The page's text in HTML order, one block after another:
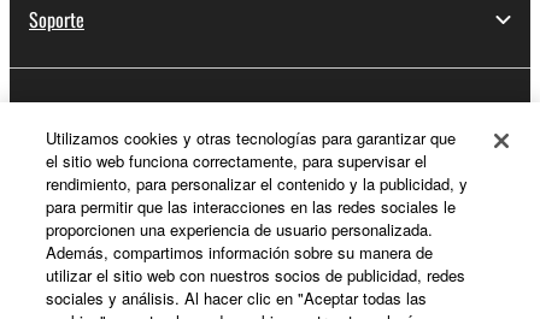
Soporte
Acerca de Yamaha
España - Spanish
Utilizamos cookies y otras tecnologías para garantizar que
el sitio web funciona correctamente, para supervisar el
rendimiento, para personalizar el contenido y la publicidad, y
para permitir que las interacciones en las redes sociales le
proporcionen una experiencia de usuario personalizada.
Además, compartimos información sobre su manera de
utilizar el sitio web con nuestros socios de publicidad, redes
sociales y análisis. Al hacer clic en "Aceptar todas las